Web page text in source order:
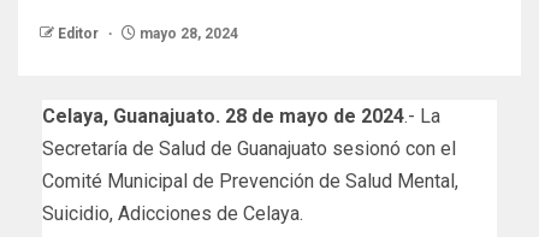
Editor mayo 28, 2024
Celaya, Guanajuato. 28 de mayo de 2024.- La
Secretaría de Salud de Guanajuato sesionó con el
Comité Municipal de Prevención de Salud Mental,
Suicidio, Adicciones de Celaya.